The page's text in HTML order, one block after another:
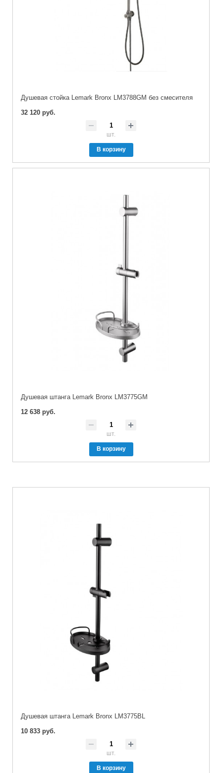
Душевая стойка Lemark Bronx LM3788GM без смесителя
32 120 руб.
шт.
В корзину
Душевая штанга Lemark Bronx LM3775GM
12 638 руб.
шт.
В корзину
Душевая штанга Lemark Bronx LM3775BL
10 833 руб.
шт.
В корзину